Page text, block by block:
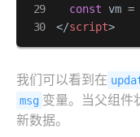
const vm =
</script>
我们可以看到在
msg 变量。当父组件
新数据。